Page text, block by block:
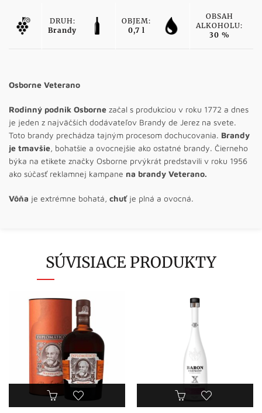
DRUH:
Brandy
OBJEM:
0,7 l
OBSAH
ALKOHOLU:
30 %
Osborne Veterano
Rodinný podnik Osborne začal s produkciou v roku 1772 a dnes
je jeden z najväčších dodávateľov Brandy de Jerez na svete.
Toto brandy prechádza tajným procesom dochucovania. Brandy
je tmavšie, bohatšie a ovocnejšie ako ostatné brandy. Čierneho
býka na etikete značky Osborne prvýkrát predstavili v roku 1956
ako súčasť reklamnej kampane na brandy Veterano.
Vôňa je extrémne bohatá, chuťje plná a ovocná.
SÚVISIACE PRODUKTY